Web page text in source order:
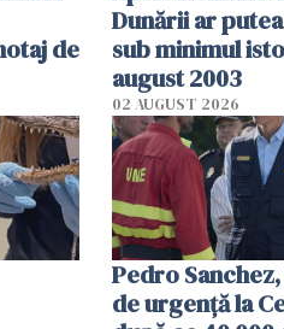
de
Dunării ar
sub minimul
august 2003
02 AUGUST 2026
Pedro
de urgență la